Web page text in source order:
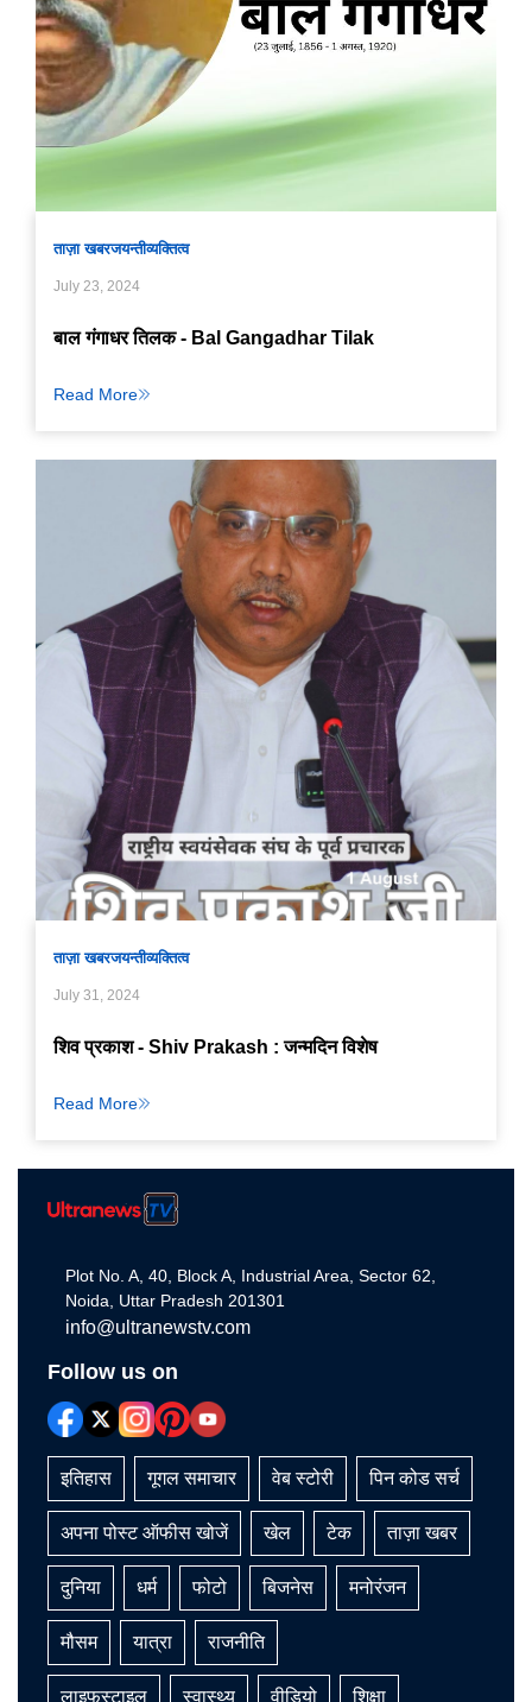
ताज़ा खबरजयन्तीव्यक्तित्व
July 23, 2024
बाल गंगाधर तिलक - Bal Gangadhar Tilak
Read More
ताज़ा खबरजयन्तीव्यक्तित्व
July 31, 2024
शिव प्रकाश - Shiv Prakash : जन्मदिन विशेष
Read More
Plot No. A, 40, Block A, Industrial Area, Sector 62,
Noida, Uttar Pradesh 201301
info@ultranewstv.com
Follow us on
इतिहास गूगल समाचार वेब स्टोरी पिन कोड सर्च
अपना पोस्ट ऑफीस खोजें खेल टेक ताज़ा खबर
दुनिया धर्म फोटो बिजनेस मनोरंजन
मौसम यात्रा राजनीति
लाइफस्टाइल स्वास्थ्य वीडियो शिक्षा